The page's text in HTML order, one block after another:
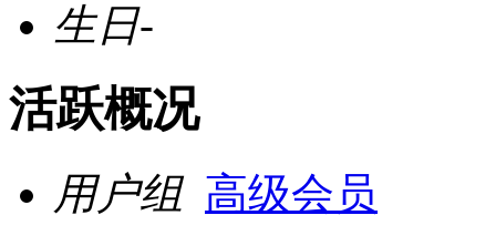
生日-
活跃概况
用户组 高级会员